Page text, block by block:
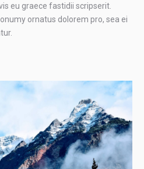
eu graece fastidii scripserit.
ornatus dolorem pro, sea ei